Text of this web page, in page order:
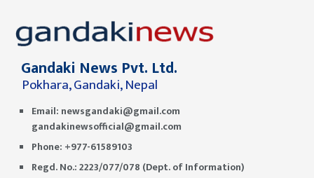
Gandaki News Pvt. Ltd.
Pokhara, Gandaki, Nepal
Email: newsgandaki@gmail.com
gandakinewsofficial@gmail.com
Phone: +977-61589103
Regd. No.: 2223/077/078 (Dept. of Information)